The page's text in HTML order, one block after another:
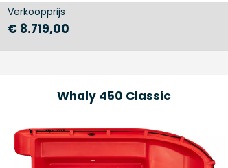
Verkoopprijs
€ 8.719,00
Whaly 450 Classic